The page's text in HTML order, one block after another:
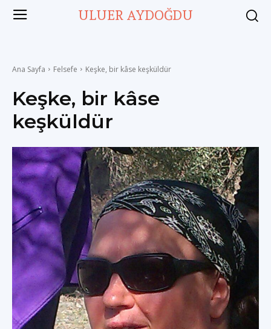
ULUER AYDOĞDU
Ana Sayfa Felsefe Keşke, bir kâse keşküldür
Keşke, bir kâse
keşküldür